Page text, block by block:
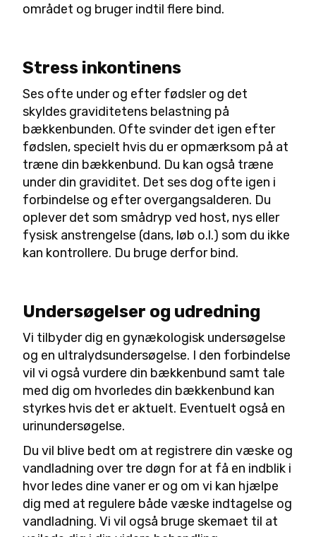
området og bruger indtil flere bind.
Stress inkontinens
Ses ofte under og efter fødsler og det
skyldes graviditetens belastning på
bækkenbunden. Ofte svinder det igen efter
fødslen, specielt hvis du er opmærksom på at
træne din bækkenbund. Du kan også træne
under din graviditet. Det ses dog ofte igen i
forbindelse og efter overgangsalderen. Du
oplever det som smådryp ved host, nys eller
fysisk anstrengelse (dans, løb o.l.) som du ikke
kan kontrollere. Du bruge derfor bind.
Undersøgelser og udredning
Vi tilbyder dig en gynækologisk undersøgelse
og en ultralydsundersøgelse. I den forbindelse
vil vi også vurdere din bækkenbund samt tale
med dig om hvorledes din bækkenbund kan
styrkes hvis det er aktuelt. Eventuelt også en
urinundersøgelse.
Du vil blive bedt om at registrere din væske og
vandladning over tre døgn for at få en indblik i
hvor ledes dine vaner er og om vi kan hjælpe
dig med at regulere både væske indtagelse og
vandladning. Vi vil også bruge skemaet til at